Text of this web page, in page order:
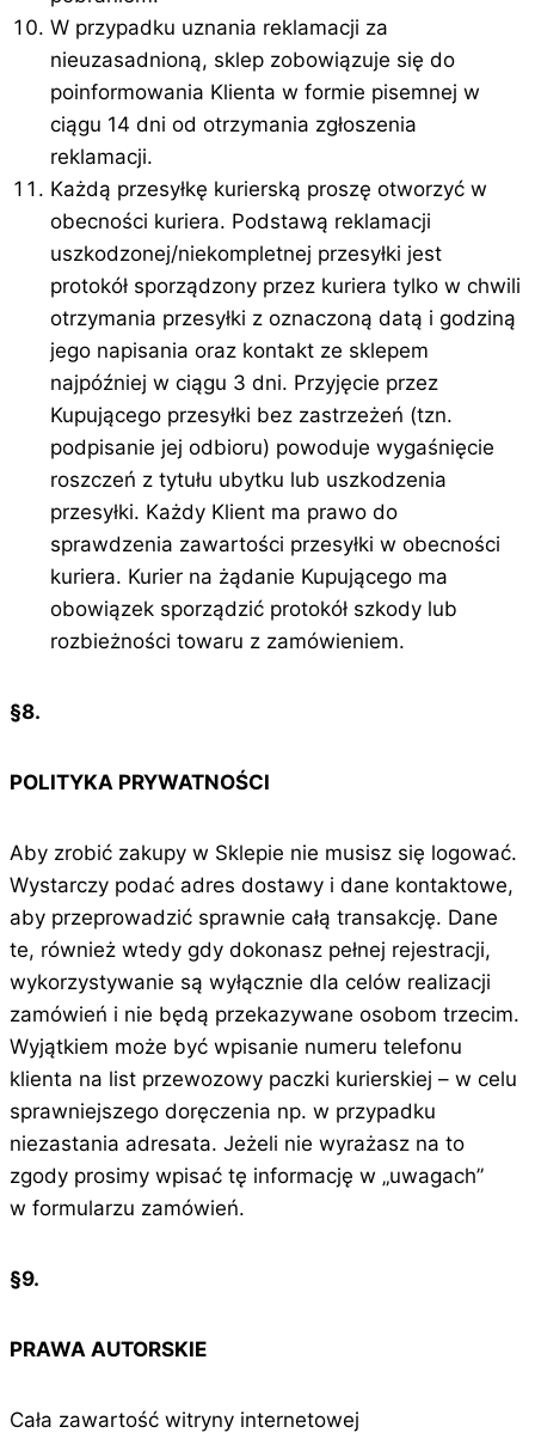
W przypadku uznania reklamacji za
nieuzasadnioną, sklep zobowiązuje się do
poinformowania Klienta w formie pisemnej w
ciągu 14 dni od otrzymania zgłoszenia
reklamacji.
Każdą przesyłkę kurierską proszę otworzyć w
obecności kuriera. Podstawą reklamacji
uszkodzonej/niekompletnej przesyłki jest
protokół sporządzony przez kuriera tylko w chwili
otrzymania przesyłki z oznaczoną datą i godziną
jego napisania oraz kontakt ze sklepem
najpóźniej w ciągu 3 dni. Przyjęcie przez
Kupującego przesyłki bez zastrzeżeń (tzn.
podpisanie jej odbioru) powoduje wygaśnięcie
roszczeń z tytułu ubytku lub uszkodzenia
przesyłki. Każdy Klient ma prawo do
sprawdzenia zawartości przesyłki w obecności
kuriera. Kurier na żądanie Kupującego ma
obowiązek sporządzić protokół szkody lub
rozbieżności towaru z zamówieniem.
§8.
POLITYKA PRYWATNOŚCI
Aby zrobić zakupy w Sklepie nie musisz się logować.
Wystarczy podać adres dostawy i dane kontaktowe,
aby przeprowadzić sprawnie całą transakcję. Dane
te, również wtedy gdy dokonasz pełnej rejestracji,
wykorzystywanie są wyłącznie dla celów realizacji
zamówień i nie będą przekazywane osobom trzecim.
Wyjątkiem może być wpisanie numeru telefonu
klienta na list przewozowy paczki kurierskiej – w celu
sprawniejszego doręczenia np. w przypadku
niezastania adresata. Jeżeli nie wyrażasz na to
zgody prosimy wpisać tę informację w „uwagach”
w formularzu zamówień.
§9.
PRAWA AUTORSKIE
Cała zawartość witryny internetowej